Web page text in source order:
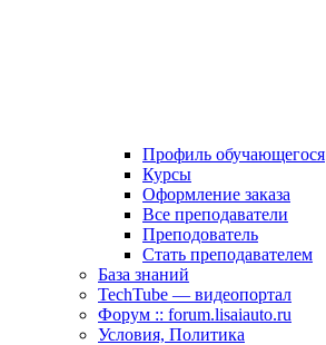
Профиль обучающегося
Курсы
Оформление заказа
Все преподаватели
Преподователь
Стать преподавателем
База знаний
TechTube — видеопортал
Форум :: forum.lisaiauto.ru
Условия, Политика